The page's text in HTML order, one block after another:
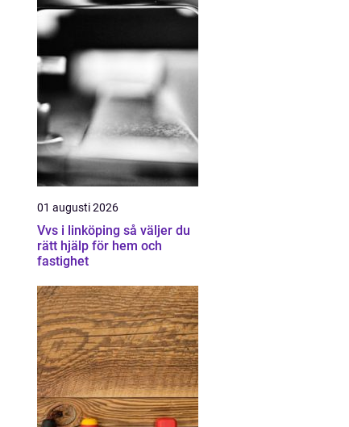
01 augusti 2026
Vvs i linköping så väljer du
rätt hjälp för hem och
fastighet